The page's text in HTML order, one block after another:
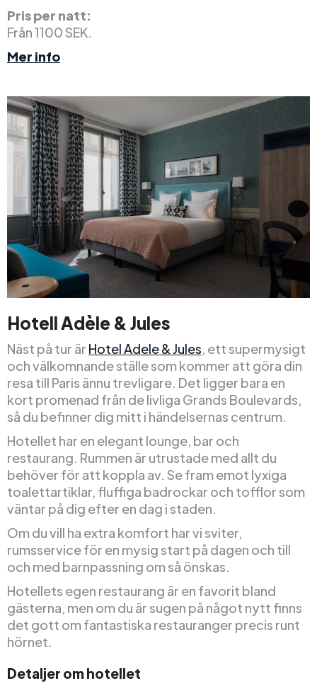
Pris per natt:
Från 1100 SEK.
Mer info
Hotell Adèle & Jules
Näst på tur är Hotel Adele & Jules, ett supermysigt
och välkomnande ställe som kommer att göra din
resa till Paris ännu trevligare. Det ligger bara en
kort promenad från de livliga Grands Boulevards,
så du befinner dig mitt i händelsernas centrum.
Hotellet har en elegant lounge, bar och
restaurang. Rummen är utrustade med allt du
behöver för att koppla av. Se fram emot lyxiga
toalettartiklar, fluffiga badrockar och tofflor som
väntar på dig efter en dag i staden.
Om du vill ha extra komfort har vi sviter,
rumsservice för en mysig start på dagen och till
och med barnpassning om så önskas.
Hotellets egen restaurang är en favorit bland
gästerna, men om du är sugen på något nytt finns
det gott om fantastiska restauranger precis runt
hörnet.
Detaljer om hotellet